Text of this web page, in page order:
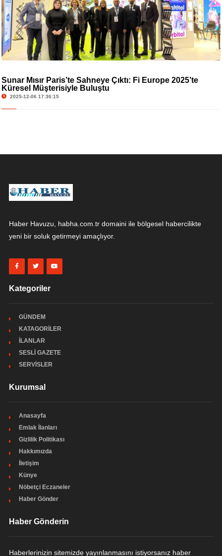
Sunar Mısır Paris’te Sahneye Çıktı: Fi Europe 2025’te
Küresel Müşterisiyle Buluştu
2025-12-06 17:36:15
Haber Havuzu, habha.com.tr domaini ile bölgesel habercilikte
yeni bir soluk getirmeyi amaçlıyor.
Kategoriler
GÜNDEM
KATAGORİLER
İLANLAR
SESLİ GAZETE
SERVİSLER
Kurumsal
Anasayfa
Emlak İlanları
Gizlilik Politikası
Hakkımızda
İletişim
Künye
Nöbetçi Eczaneler
Haber Gönder
Haber Gönderin
Haberlerinizin sitemizde yayınlanmasını istiyorsanız haber